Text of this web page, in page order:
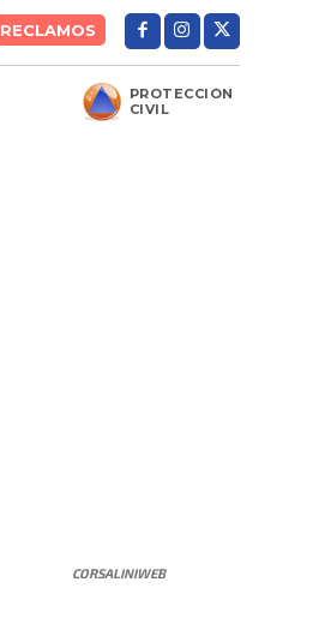
RECLAMOS
PROTECCIÓN
CIVIL
CORSALINIWEB